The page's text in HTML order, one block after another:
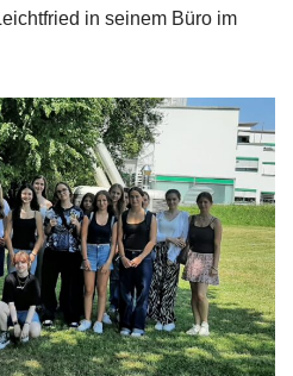
in seinem Büro im